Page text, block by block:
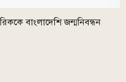
বাংলাদেশি জন্মনিবন্ধন